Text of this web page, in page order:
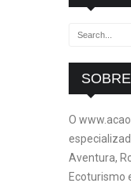
O
Aventura,
Ecoturismo